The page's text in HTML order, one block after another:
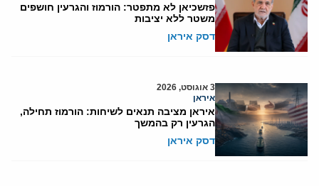
פזשכיאן לא מתפטר: הורמוז והגרעין חושפים
משטר ללא יציבות
דסק איראן
3 אוגוסט, 2026
איראן
איראן מציבה תנאים לשיחות: הורמוז תחילה,
הגרעין רק בהמשך
דסק איראן